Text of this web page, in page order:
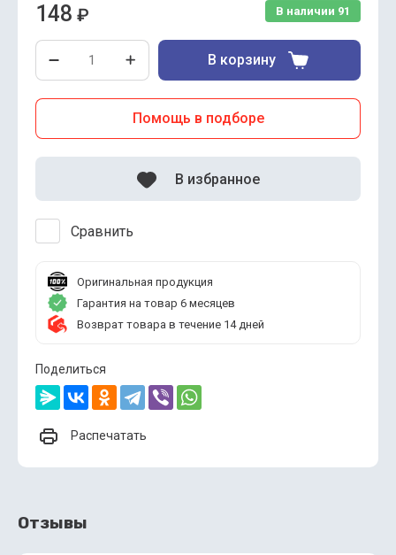
В наличии 91
148 ₽
В корзину
Помощь в подборе
Сравнить
В избранное
Оригинальная продукция
Гарантия на товар 6 месяцев
Возврат товара в течение 14 дней
Поделиться
Распечатать
Отзывы